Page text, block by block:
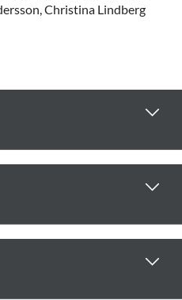
Christina Lindberg